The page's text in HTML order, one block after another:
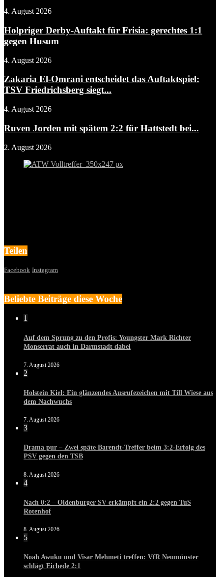
4. August 2026
Holpriger Derby-Auftakt für Frisia: gerechtes 1:1
gegen Husum
4. August 2026
Zakaria El-Omrani entscheidet das Auftaktspiel:
TSV Friedrichsberg siegt...
4. August 2026
Ruven Jorden mit spätem 2:2 für Hattstedt bei...
2. August 2026
Teilen
Facebook Instagram
Beliebte Beiträge diese Woche
1
Auf dem Sprung zu den Profis: Youngster Mark Richter
Monserrat auch in Darmstadt dabei
7. August 2026
2
Holstein Kiel: Ein glänzendes Ausrufezeichen mit Till Wiese aus
dem Nachwuchs
7. August 2026
3
Drama pur – Zwei späte Barendt-Treffer beim 3:2-Erfolg des
PSV gegen den TSB
8. August 2026
4
Nach 0:2 – Oldenburger SV erkämpft ein 2:2 gegen TuS
Rotenhof
8. August 2026
5
Noah Awuku und Visar Mehmeti treffen: VfR Neumünster
schlägt Eichede 2:1